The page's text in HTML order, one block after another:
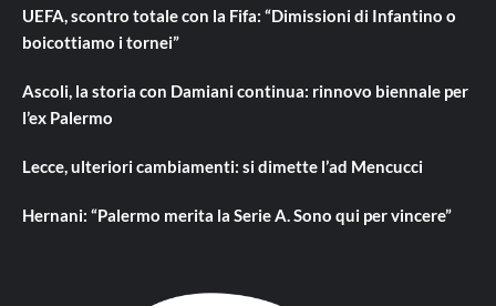
UEFA, scontro totale con la Fifa: “Dimissioni di Infantino o
boicottiamo i tornei”
Ascoli, la storia con Damiani continua: rinnovo biennale per
l’ex Palermo
Lecce, ulteriori cambiamenti: si dimette l’ad Mencucci
Hernani: “Palermo merita la Serie A. Sono qui per vincere”